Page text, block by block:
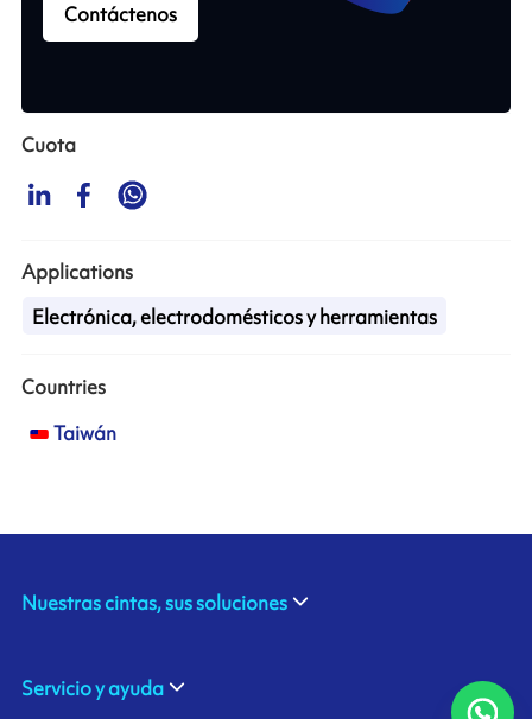
Contáctenos
Cuota
Applications
Electrónica, electrodomésticos y herramientas
Countries
Taiwán
Nuestras cintas, sus soluciones
Servicio y ayuda